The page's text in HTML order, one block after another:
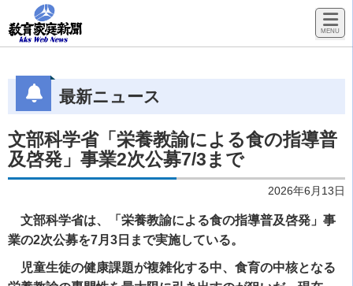
最新ニュース
文部科学省「栄養教諭による食の指導普
及啓発」事業2次公募7/3まで
2026年6月13日
文部科学省は、「栄養教諭による食の指導普及啓発」事
業の2次公募を7月3日まで実施している。
児童生徒の健康課題が複雑化する中、食育の中核となる